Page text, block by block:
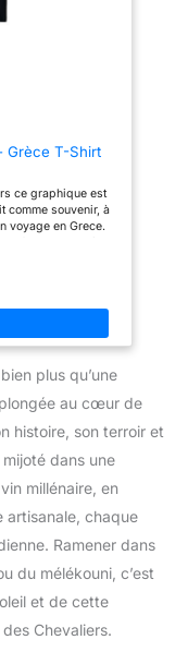
dans votre album
INTACTE. Remontez
de la Grèce antique
idylliques et la vie
glamour de Mykonos.
donnent vie à
les pour vous souvenir
tout en consignant vos
! Si vous
ou tout
amoureux de la
méditerranéenne,
une touche de saveurs
et à votre album de
en présentant
des plats les plus
de la cuisine
: souvlaki et tzatziki.
excellente manière de
qu'elle a à offrir.
FACILE À
ET DURABLE. Ces
conviennent aux
Grèce T-Shirt
ce graphique est
comme souvenir, à
voyage en Grece.
à double
plus qu’une
au cœur de
histoire, son terroir et
dans une
millénaire, en
artisanale, chaque
Ramener dans
du mélékouni, c’est
et de cette
Chevaliers.